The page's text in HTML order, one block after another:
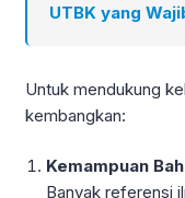
UTBK yang
Untuk mendukung
kembangkan:
Kemampuan
Banyak referensi